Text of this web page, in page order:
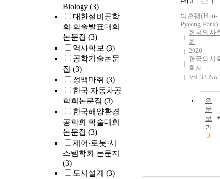
Biology (3)
대한설비공학
회 학술발표대회
논문집 (3)
역사학보 (3)
공학기술논문
집 (3)
정맥마취 (3)
한국 자동차공
학회논문집 (3)
한국해양환경
공학회 학술대회
논문집 (3)
제어·로봇·시
스템학회 논문지
(3)
도시설계 (3)
박훈평(Hun-
Pyeong Park)
한국의사
회
2020
한국의사
회지
Vol.33
원
문
보
기
3